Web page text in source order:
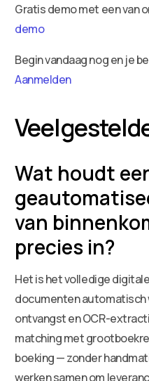
Gratis demo met een van
demo
Begin vandaag nog en je
Aanmelden
Wat houdt
van
precies in?
Het is het volledige
documenten automatisch
ontvangst en OCR-
matching met
boeking — zonder
werken samen om